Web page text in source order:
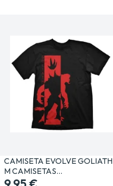
CAMISETA EVOLVE GOLIATH
M CAMISETAS…